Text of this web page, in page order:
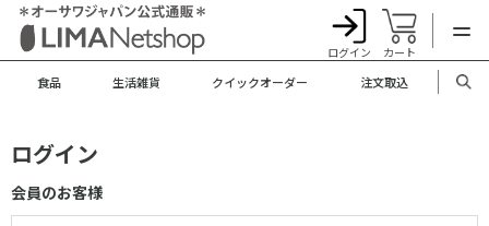
ログイン カート
食品 生活雑貨 クイックオーダー 注文取込
ログイン
会員のお客様